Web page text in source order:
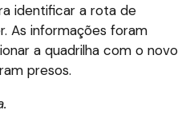
identificar a rota de
As informações foram
a quadrilha com o novo
presos.